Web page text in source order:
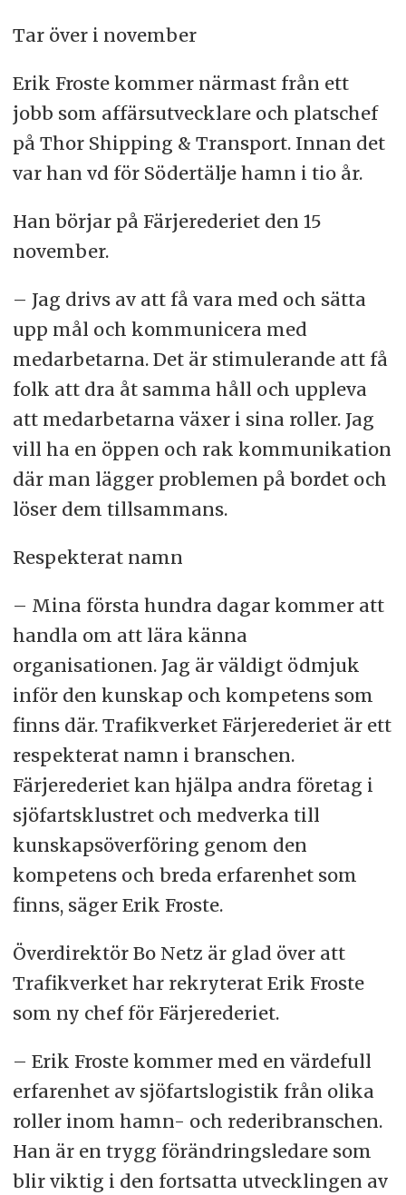
Tar över i november
Erik Froste kommer närmast från ett
jobb som affärsutvecklare och platschef
på Thor Shipping & Transport. Innan det
var han vd för Södertälje hamn i tio år.
Han börjar på Färjerederiet den 15
november.
– Jag drivs av att få vara med och sätta
upp mål och kommunicera med
medarbetarna. Det är stimulerande att få
folk att dra åt samma håll och uppleva
att medarbetarna växer i sina roller. Jag
vill ha en öppen och rak kommunikation
där man lägger problemen på bordet och
löser dem tillsammans.
Respekterat namn
– Mina första hundra dagar kommer att
handla om att lära känna
organisationen. Jag är väldigt ödmjuk
inför den kunskap och kompetens som
finns där. Trafikverket Färjerederiet är ett
respekterat namn i branschen.
Färjerederiet kan hjälpa andra företag i
sjöfartsklustret och medverka till
kunskapsöverföring genom den
kompetens och breda erfarenhet som
finns, säger Erik Froste.
Överdirektör Bo Netz är glad över att
Trafikverket har rekryterat Erik Froste
som ny chef för Färjerederiet.
– Erik Froste kommer med en värdefull
erfarenhet av sjöfartslogistik från olika
roller inom hamn- och rederibranschen.
Han är en trygg förändringsledare som
blir viktig i den fortsatta utvecklingen av